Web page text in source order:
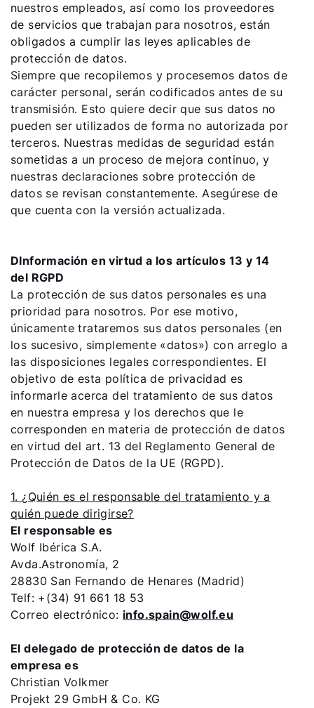
nuestros empleados, así como los proveedores
de servicios que trabajan para nosotros, están
obligados a cumplir las leyes aplicables de
protección de datos.
Siempre que recopilemos y procesemos datos de
carácter personal, serán codificados antes de su
transmisión. Esto quiere decir que sus datos no
pueden ser utilizados de forma no autorizada por
terceros. Nuestras medidas de seguridad están
sometidas a un proceso de mejora continuo, y
nuestras declaraciones sobre protección de
datos se revisan constantemente. Asegúrese de
que cuenta con la versión actualizada.
DInformación en virtud a los artículos 13 y 14
del RGPD
La protección de sus datos personales es una
prioridad para nosotros. Por ese motivo,
únicamente trataremos sus datos personales (en
los sucesivo, simplemente «datos») con arreglo a
las disposiciones legales correspondientes. El
objetivo de esta política de privacidad es
informarle acerca del tratamiento de sus datos
en nuestra empresa y los derechos que le
corresponden en materia de protección de datos
en virtud del art. 13 del Reglamento General de
Protección de Datos de la UE (RGPD).
1. ¿Quién es el responsable del tratamiento y a
quién puede dirigirse?
El responsable es
Wolf Ibérica S.A.
Avda.Astronomía, 2
28830 San Fernando de Henares (Madrid)
Telf: +(34) 91 661 18 53
Correo electrónico: info.spain@wolf.eu
El delegado de protección de datos de la
empresa es
Christian Volkmer
Projekt 29 GmbH & Co. KG